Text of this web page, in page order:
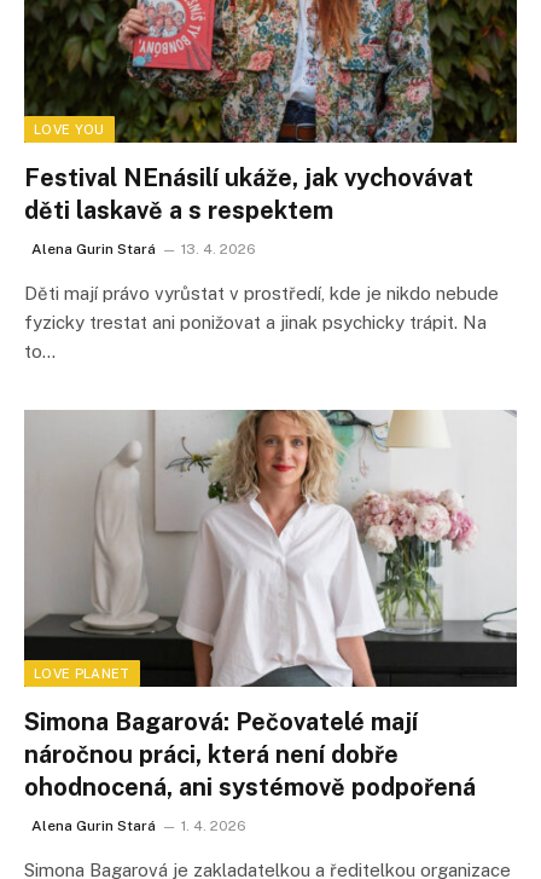
LOVE YOU
Festival NEnásilí ukáže, jak vychovávat
děti laskavě a s respektem
Alena Gurin Stará 13. 4. 2026
Děti mají právo vyrůstat v prostředí, kde je nikdo nebude
fyzicky trestat ani ponižovat a jinak psychicky trápit. Na
to…
LOVE PLANET
Simona Bagarová: Pečovatelé mají
náročnou práci, která není dobře
ohodnocená, ani systémově podpořená
Alena Gurin Stará 1. 4. 2026
Simona Bagarová je zakladatelkou a ředitelkou organizace